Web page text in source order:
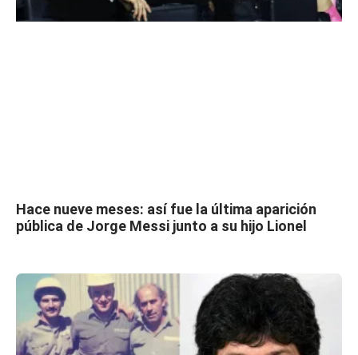
Hace nueve meses: así fue la última aparición
pública de Jorge Messi junto a su hijo Lionel